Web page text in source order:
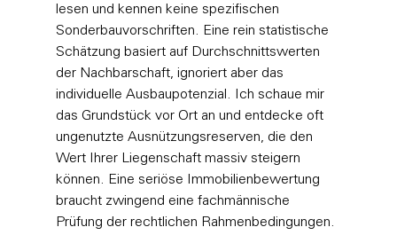
lesen und kennen keine spezifischen
Sonderbauvorschriften. Eine rein statistische
Schätzung basiert auf Durchschnittswerten
der Nachbarschaft, ignoriert aber das
individuelle Ausbaupotenzial. Ich schaue mir
das Grundstück vor Ort an und entdecke oft
ungenutzte Ausnützungsreserven, die den
Wert Ihrer Liegenschaft massiv steigern
können. Eine seriöse
Immobilienbewertung
braucht zwingend eine fachmännische
Prüfung der rechtlichen Rahmenbedingungen.